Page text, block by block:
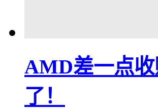
AMD差一点
了！